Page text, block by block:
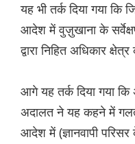
यह भी तर्क दिया गया
आदेश में वुज़ुखाना के
द्वारा निहित अधिकार
आगे यह तर्क दिया गया
अदालत ने यह कहने में
आदेश में (ज्ञानवापी